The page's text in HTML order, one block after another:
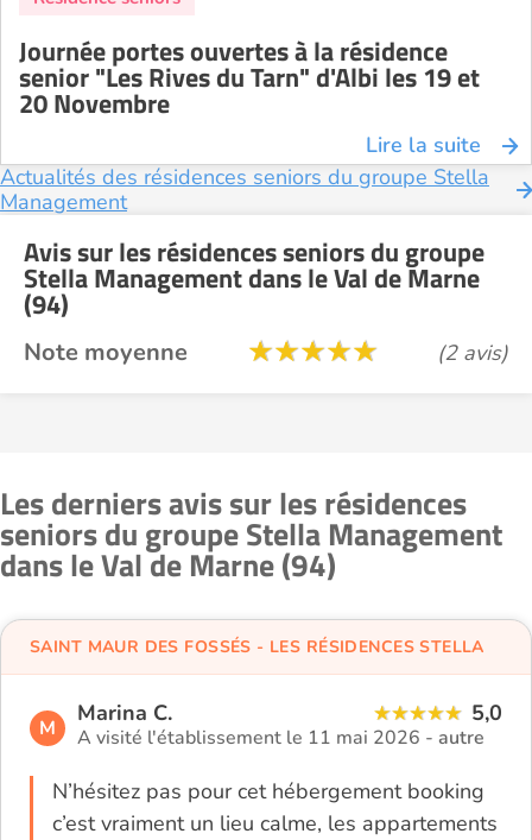
Journée portes ouvertes à la résidence
senior "Les Rives du Tarn" d'Albi les 19 et
20 Novembre
Lire la suite
Actualités des résidences seniors du groupe Stella
Management
Avis sur les résidences seniors du groupe
Stella Management dans le Val de Marne
(94)
Note moyenne (2 avis)
Les derniers avis sur les résidences
seniors du groupe Stella Management
dans le Val de Marne (94)
M
Marina C. 5,0
A visité l'établissement le 11 mai 2026 - autre
N’hésitez pas pour cet hébergement booking
c’est vraiment un lieu calme, les appartements
SAINT MAUR DES FOSSÉS - LES RÉSIDENCES STELLA